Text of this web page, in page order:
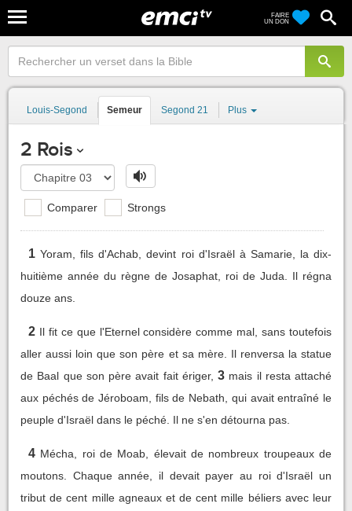
FAIRE
UN DON
Louis-Segond Semeur Segond 21 Plus
2 Rois
Comparer Strongs
1 Yoram, fils d'Achab, devint roi d'Israël à Samarie, la dix-
huitième année du règne de Josaphat, roi de Juda. Il régna
douze ans.
2 Il fit ce que l'Eternel considère comme mal, sans toutefois
aller aussi loin que son père et sa mère. Il renversa la statue
de Baal que son père avait fait ériger, 3 mais il resta attaché
aux péchés de Jéroboam, fils de Nebath, qui avait entraîné le
peuple d'Israël dans le péché. Il ne s'en détourna pas.
4 Mécha, roi de Moab, élevait de nombreux troupeaux de
moutons. Chaque année, il devait payer au roi d'Israël un
tribut de cent mille agneaux et de cent mille béliers avec leur